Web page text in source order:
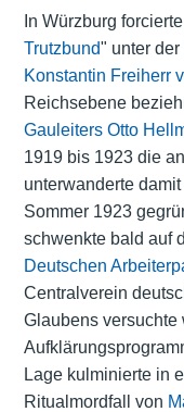
In Würzburg
Trutzbund" unter
Konstantin Freiherr
Reichsebene
Gauleiters Otto
1919 bis 1923 die
unterwanderte
Sommer 1923
schwenkte bald auf
Deutschen
Centralverein
Glaubens
Lage kulminierte in
Ritualmordfall von